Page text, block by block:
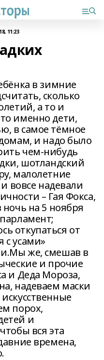
11:23
в зимние
сколько
а то и
именно дети,
в самое тёмное
и надо было
чем-нибудь
шотландский
малолетние
вовсе надевали
– Гая Фокса,
на 5 ноября
откупаться от
с усами»
же, смешав в
и прочие
и Деда Мороза,
надеваем маски
порох,
и
вся эта
времена,